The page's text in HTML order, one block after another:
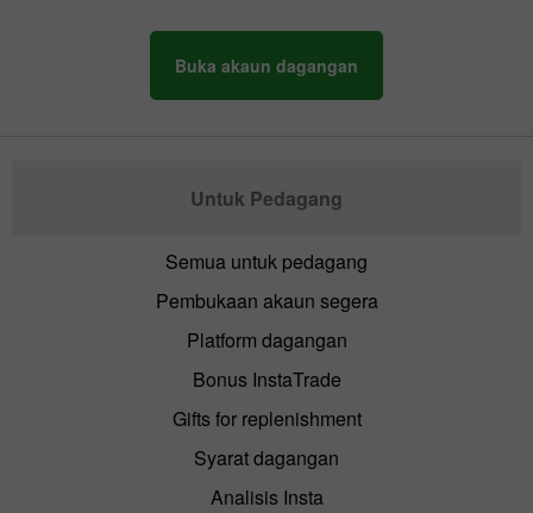
Buka akaun dagangan
Untuk Pedagang
Semua untuk pedagang
Pembukaan akaun segera
Platform dagangan
Bonus InstaTrade
Gifts for replenishment
Syarat dagangan
Analisis Insta